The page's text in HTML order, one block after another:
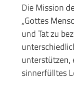
Die Mission
„Gottes
und Tat zu
unterstützen,
sinnerfülltes